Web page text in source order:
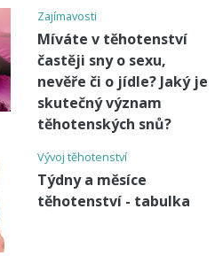
Zajímavosti
Míváte v těhotenství
častěji sny o sexu,
nevěře či o jídle? Jaký je
skutečný význam
těhotenských snů?
Vývoj těhotenství
Týdny a měsíce
těhotenství - tabulka